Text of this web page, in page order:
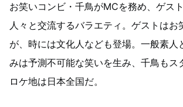
お笑いコンビ・千鳥がMCを務め、ゲス
人々と交流するバラエティ。ゲストはお
が、時には文化人なども登場。一般素人
みは予測不可能な笑いを生み、千鳥もス
ロケ地は日本全国だ。